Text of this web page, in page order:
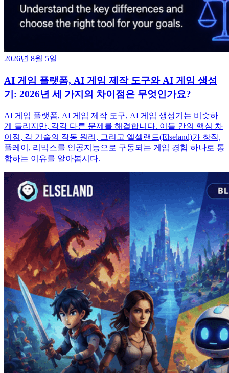
2026년 8월 5일
AI 게임 플랫폼, AI 게임 제작 도구와 AI 게임 생성
기: 2026년 세 가지의 차이점은 무엇인가요?
AI 게임 플랫폼, AI 게임 제작 도구, AI 게임 생성기는 비슷하
게 들리지만, 각각 다른 문제를 해결합니다. 이들 간의 핵심 차
이점, 각 기술의 작동 원리, 그리고 엘셀랜드(Elseland)가 창작,
플레이, 리믹스를 인공지능으로 구동되는 게임 경험 하나로 통
합하는 이유를 알아봅시다.